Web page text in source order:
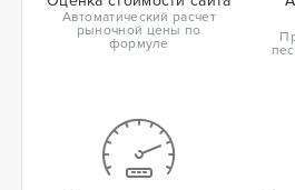
Автоматический расчет
рыночной цены по
формуле